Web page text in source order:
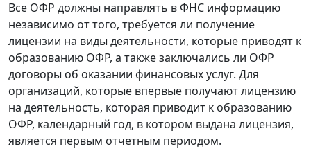
Все ОФР должны направлять в ФНС информацию
независимо от того, требуется ли получение
лицензии на виды деятельности, которые приводят к
образованию ОФР, а также заключались ли ОФР
договоры об оказании финансовых услуг. Для
организаций, которые впервые получают лицензию
на деятельность, которая приводит к образованию
ОФР, календарный год, в котором выдана лицензия,
является первым отчетным периодом.